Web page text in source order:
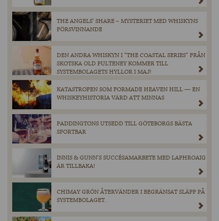
THE ANGELS’ SHARE – MYSTERIET MED WHISKYNS
FÖRSVINNANDE
DEN ANDRA WHISKYN I ”THE COASTAL SERIES” FRÅN
SKOTSKA OLD PULTENEY KOMMER TILL
SYSTEMBOLAGETS HYLLOR I MAJ!
KATASTROFEN SOM FORMADE HEAVEN HILL — EN
WHISKEYHISTORIA VÄRD ATT MINNAS
PADDINGTONS UTSEDD TILL GÖTEBORGS BÄSTA
SPORTBAR
INNIS & GUNN’S SUCCÉSAMARBETE MED LAPHROAIG
ÄR TILLBAKA!
CHIMAY GRÖN ÅTERVÄNDER I BEGRÄNSAT SLÄPP PÅ
SYSTEMBOLAGET.